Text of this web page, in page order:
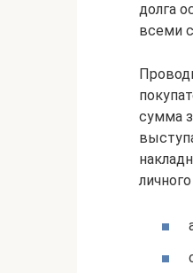
долга
всеми
сумма